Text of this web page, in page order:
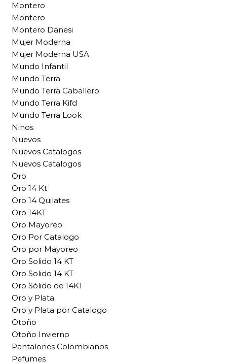
Montero
Montero
Montero Danesi
Mujer Moderna
Mujer Moderna USA
Mundo Infantil
Mundo Terra
Mundo Terra Caballero
Mundo Terra Kifd
Mundo Terra Look
Ninos
Nuevos
Nuevos Catalogos
Nuevos Catalogos
Oro
Oro 14 Kt
Oro 14 Quilates
Oro 14KT
Oro Mayoreo
Oro Por Catalogo
Oro por Mayoreo
Oro Solido 14 KT
Oro Solido 14 KT
Oro Sólido de 14KT
Oro y Plata
Oro y Plata por Catalogo
Otoño
Otoño Invierno
Pantalones Colombianos
Pefumes